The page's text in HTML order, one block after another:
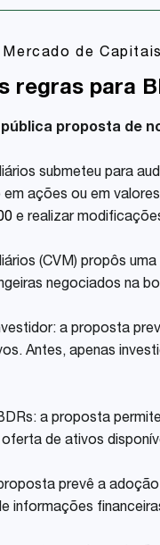
Share
Mercado de Capitais
regras para
proposta de
submeteu para
ações ou em
e realizar
(CVM) propôs
negociados na
a proposta
Antes, apenas
a proposta
de ativos
prevê a
informações